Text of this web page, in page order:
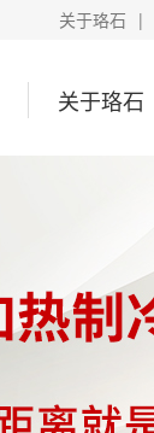
关于珞石 |
关于珞石